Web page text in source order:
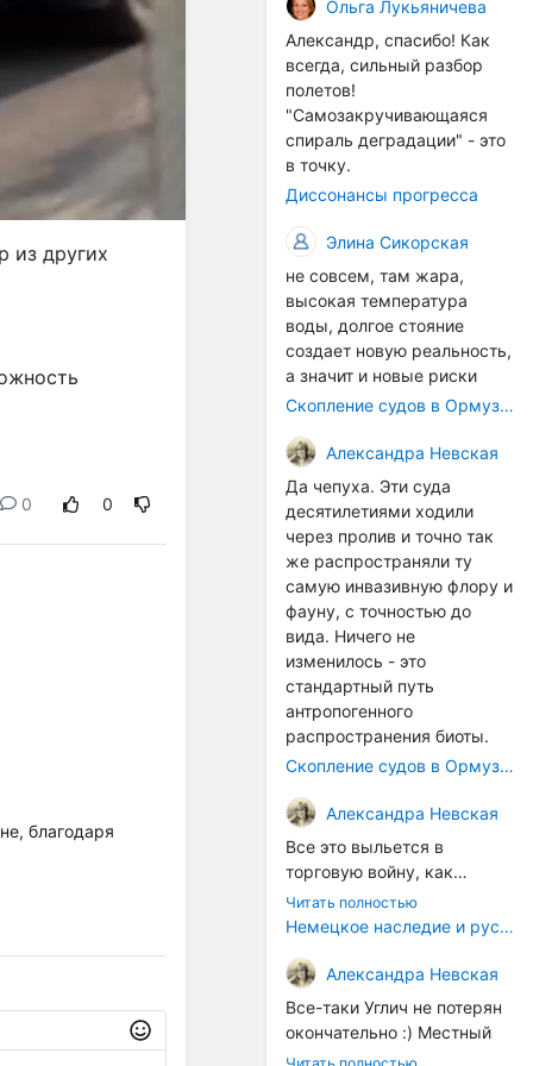
из других
0 0
благодаря
организмы, и потом они
могут быть перенесены в
другие регионы. Поэтому
проблема вполне реальная
— просто я бы говорила не
о неизбежной катастрофе,
а о повышенном риске,
который нельзя
игнорировать. А так да 👍
Ольга Лукьяничева
Александр, спасибо! Как
всегда, сильный разбор
полетов!
"Самозакручивающаяся
спираль деградации" - это
в точку.
Диссонансы прогресса
Элина Сикорская
не совсем, там жара,
высокая температура
воды, долгое стояние
создает новую реальность,
а значит и новые риски
Скопление судов в Ормузском проливе грозит катастрофическим распространением инвазивных видов
Александра Невская
Да чепуха. Эти суда
десятилетиями ходили
через пролив и точно так
же распространяли ту
самую инвазивную флору и
фауну, с точностью до
вида. Ничего не
изменилось - это
стандартный путь
антропогенного
распространения биоты.
Скопление судов в Ормузском проливе грозит катастрофическим распространением инвазивных видов
Александра Невская
Все это выльется в
торговую войну, как
печально известная война
за Адыгейский сыр. Собаки
Когда региональный
продукт начнут делать
многие мастера региона, а
не единицы энтузиастов,
Читать полностью
Немецкое наследие и русский характер: история колбасного дела в Российской империи
Александра Невская
Все-таки Углич не потерян
окончательно :) Местный
институт сыроделия